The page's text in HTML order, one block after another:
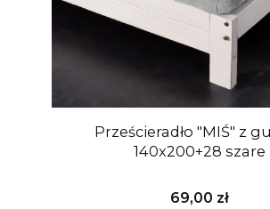
Prześcieradło "MIŚ" z
140x200+28 szare
Cena
69,00 zł